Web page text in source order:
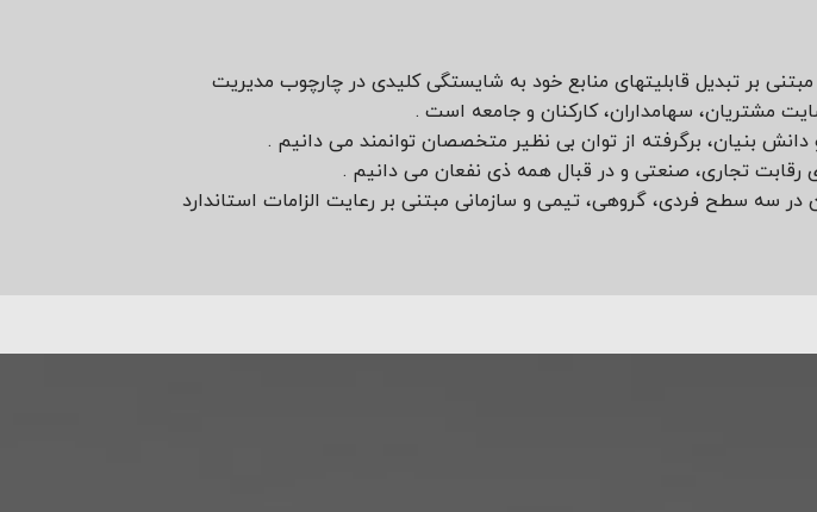
بر تبدیل قابلیت­های منابع خود به شایستگی کلیدی در چارچوب مدیریت
مشتریان، سهامداران، کارکنان و جامعه است .
دانش بنیان، برگرفته از توان بی نظیر متخصصان توانمند می دانیم .
رقابت تجاری، صنعتی و در قبال همه ذی نفعان می دانیم .
در سه سطح فردی، گروهی، تیمی و سازمانی مبتنی بر رعایت الزامات استاندارد